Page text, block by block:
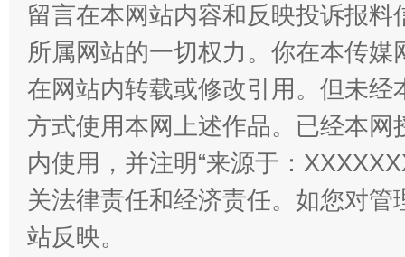
解纷+调解+退费，一次搞定
留言在本网站内容和反映投诉报
所属网站的一切权力。你在本传
在网站内转载或修改引用。但未
方式使用本网上述作品。已经本
内使用，并注明“来源于：
关法律责任和经济责任。如您对
站反映。